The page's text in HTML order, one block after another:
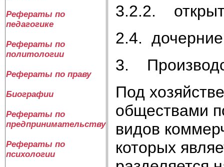
Рефераты по
педагогике
Рефераты по
политологии
Рефераты по праву
Биографии
Рефераты по
предпринимательству
Рефераты по
психологии
3.2.2.
2.4.
3.
Под
обществами
видов
которых